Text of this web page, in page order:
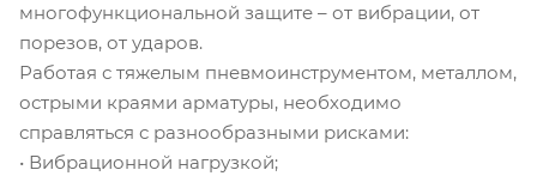
многофункциональной защите – от вибрации, от
порезов, от ударов.
Работая с тяжелым пневмоинструментом, металлом,
острыми краями арматуры, необходимо
справляться с разнообразными рисками:
• Вибрационной нагрузкой;